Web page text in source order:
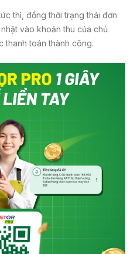
thì, đồng thời trạng thái đơn
vào khoản thu của chủ
thanh toán thành công.